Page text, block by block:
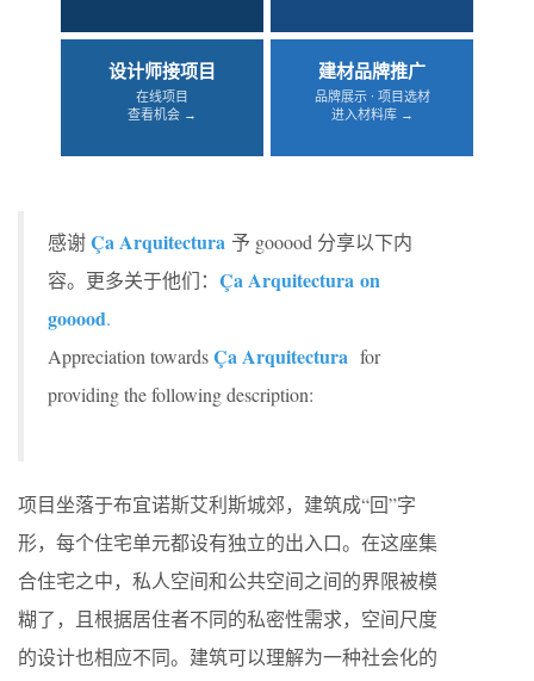
设计师接项目
在线项目
查看机会 →
建材品牌推广
品牌展示 · 项目选材
进入材料库 →
感谢Ça Arquitectura 予 gooood 分享以下内
容。更多关于他们： Ça Arquitectura on
gooood.
Appreciation towardsÇa Arquitectura for
providing the following description:
项目坐落于布宜诺斯艾利斯城郊，建筑成“回”字
形，每个住宅单元都设有独立的出入口。在这座集
合住宅之中，私人空间和公共空间之间的界限被模
糊了，且根据居住者不同的私密性需求，空间尺度
的设计也相应不同。建筑可以理解为一种社会化的